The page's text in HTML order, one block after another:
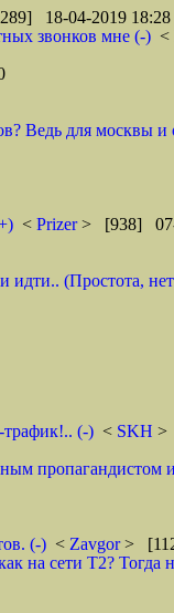
18-04-2019 18:28
звонков мне (-) <
Ведь для москвы
< Prizer> [938] 07-
идти.. (Простота,
трафик!.. (-) < SKH >
пропагандистом
(-) < Zavgor>
на сети Т2? Тогда